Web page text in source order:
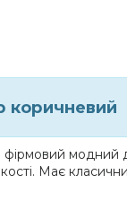
коричневий
фірмовий модний
Має